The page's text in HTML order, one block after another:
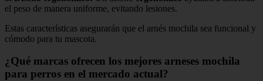
el peso de manera uniforme, evitando lesiones.
Estas características asegurarán que el arnés mochila sea funcional y
cómodo para tu mascota.
¿Qué marcas ofrecen los mejores arneses mochila
para perros en el mercado actual?